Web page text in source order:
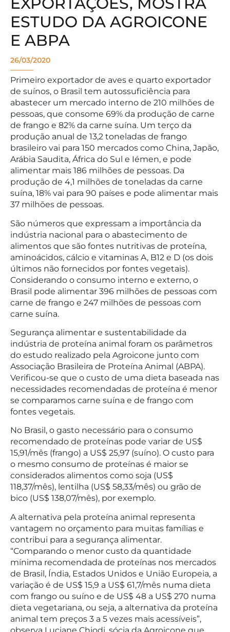
ESTUDO DA AGROICONE
E ABPA
26/03/2020
Primeiro exportador de aves e quarto exportador
de suínos, o Brasil tem autossuficiência para
abastecer um mercado interno de 210 milhões de
pessoas, que consome 69% da produção de carne
de frango e 82% da carne suína. Um terço da
produção anual de 13,2 toneladas de frango
brasileiro vai para 150 mercados como China, Japão,
Arábia Saudita, África do Sul e Iémen, e pode
alimentar mais 186 milhões de pessoas. Da
produção de 4,1 milhões de toneladas da carne
suína, 18% vai para 90 países e pode alimentar mais
37 milhões de pessoas.
São números que expressam a importância da
indústria nacional para o abastecimento de
alimentos que são fontes nutritivas de proteína,
aminoácidos, cálcio e vitaminas A, B12 e D (os dois
últimos não fornecidos por fontes vegetais).
Considerando o consumo interno e externo, o
Brasil pode alimentar 396 milhões de pessoas com
carne de frango e 247 milhões de pessoas com
carne suína.
Segurança alimentar e sustentabilidade da
indústria de proteína animal foram os parâmetros
do estudo realizado pela Agroicone junto com
Associação Brasileira de Proteína Animal (ABPA).
Verificou-se que o custo de uma dieta baseada nas
necessidades recomendadas de proteína é menor
se comparamos carne suína e de frango com
fontes vegetais.
No Brasil, o gasto necessário para o consumo
recomendado de proteínas pode variar de US$
15,91/mês (frango) a US$ 25,97 (suíno). O custo para
o mesmo consumo de proteínas é maior se
considerados alimentos como soja (US$
118,37/mês), lentilha (US$ 58,33/mês) ou grão de
bico (US$ 138,07/mês), por exemplo.
A alternativa pela proteína animal representa
vantagem no orçamento para muitas famílias e
contribui para a segurança alimentar.
“Comparando o menor custo da quantidade
mínima recomendada de proteínas nos mercados
de Brasil, Índia, Estados Unidos e União Europeia, a
variação é de US$ 15,9 a US$ 61,7/mês numa dieta
com frango ou suíno e de US$ 48 a US$ 270 numa
dieta vegetariana, ou seja, a alternativa da proteína
animal tem preços 3 a 5 vezes mais acessíveis”,